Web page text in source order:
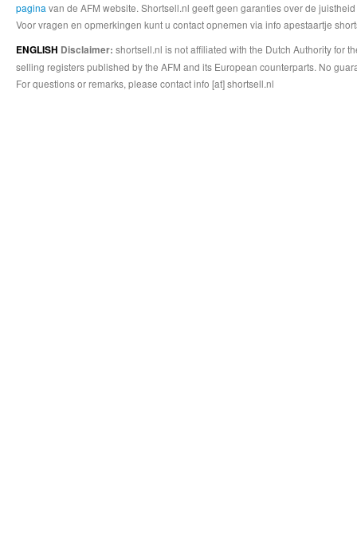
pagina van de AFM website. Shortsell.nl geeft geen garanties over de
Voor vragen en opmerkingen kunt u contact opnemen via info apestaartje
ENGLISH Disclaimer: shortsell.nl is not affiliated with the Dutch Authority for
selling registers published by the AFM and its European counterparts. No
For questions or remarks, please contact info [at] shortsell.nl